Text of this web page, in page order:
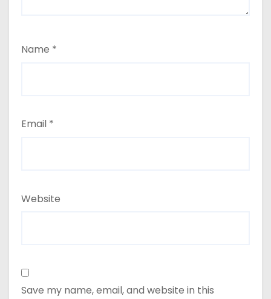
Name *
Email *
Website
Save my name, email, and website in this